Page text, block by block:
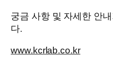
궁금 사항 및 자세한 안
다.
www.kcrlab.co.kr